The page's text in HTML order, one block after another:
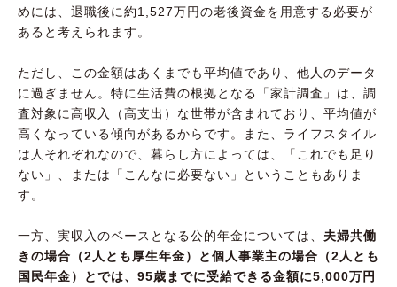
めには、退職後に約1,527万円の老後資金を用意する必要が
あると考えられます。
ただし、この金額はあくまでも平均値であり、他人のデータ
に過ぎません。特に生活費の根拠となる「家計調査」は、調
査対象に高収入（高支出）な世帯が含まれており、平均値が
高くなっている傾向があるからです。また、ライフスタイル
は人それぞれなので、暮らし方によっては、「これでも足り
ない」、または「こんなに必要ない」ということもありま
す。
一方、実収入のベースとなる公的年金については、 夫婦共働
きの場合（2人とも厚生年金）と個人事業主の場合（2人とも
国民年金）とでは、95歳までに受給できる金額に5,000万円